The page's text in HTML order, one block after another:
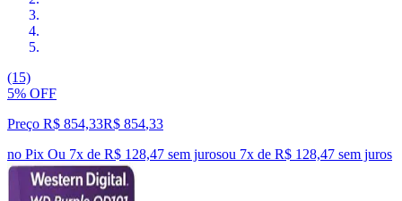
(15)
5% OFF
Preço R$ 854,33R$ 854,33
no Pix Ou 7x de R$ 128,47 sem jurosou 7x de R$ 128,47 sem juros